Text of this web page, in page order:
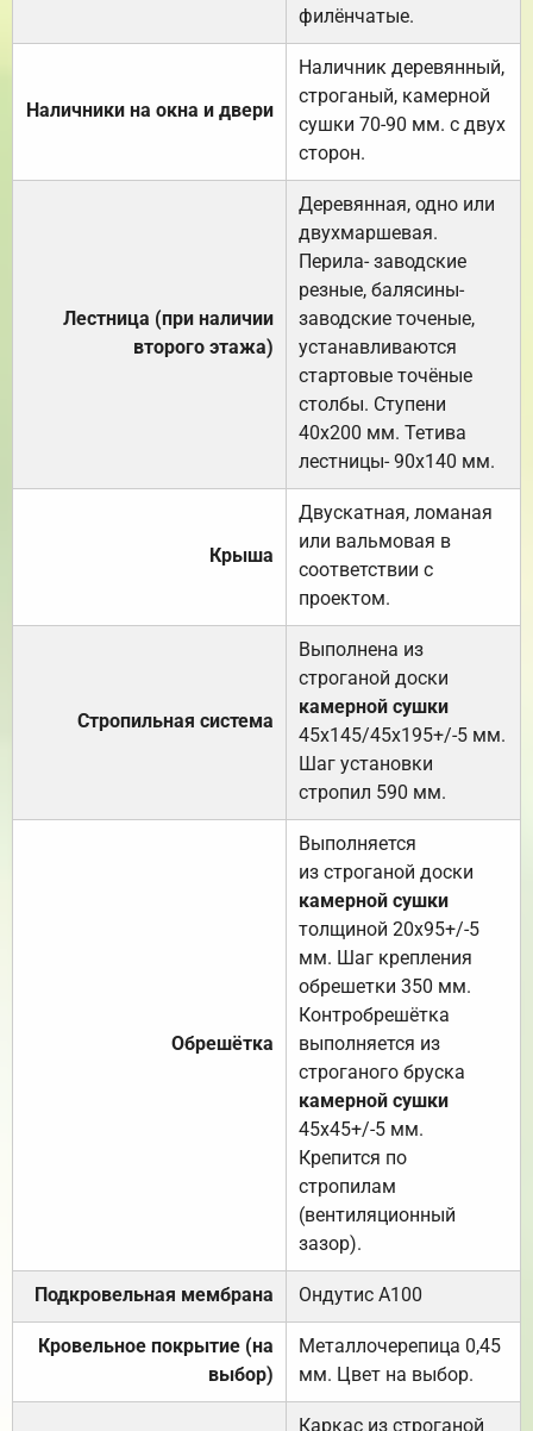
филёнчатые.
Наличники на окна и двери
Наличник деревянный,
строганый, камерной
сушки 70-90 мм. с двух
сторон.
Лестница (при наличии
второго этажа)
Деревянная, одно или
двухмаршевая.
Перила- заводские
резные, балясины-
заводские точеные,
устанавливаются
стартовые точёные
столбы. Ступени
40х200 мм. Тетива
лестницы- 90х140 мм.
Крыша
Двускатная, ломаная
или вальмовая в
соответствии с
проектом.
Стропильная система
Выполнена из
строганой доски
камерной сушки
45х145/45х195+/-5 мм.
Шаг установки
стропил 590 мм.
Обрешётка
Выполняется
из строганой доски
камерной сушки
толщиной 20х95+/-5
мм. Шаг крепления
обрешетки 350 мм.
Контробрешётка
выполняется из
строганого бруска
камерной сушки
45х45+/-5 мм.
Крепится по
стропилам
(вентиляционный
зазор).
Подкровельная мембрана Ондутис А100
Кровельное покрытие (на
выбор)
Металлочерепица 0,45
мм. Цвет на выбор.
Каркас из строганой